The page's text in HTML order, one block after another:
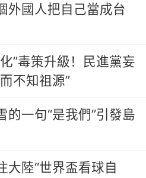
外國人把自己當成台
”毒策升級！民進黨妄
不知祖源”
的一句“是我們”引發島
大陸“世界盃看球自